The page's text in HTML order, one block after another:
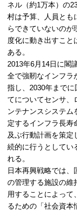
ネル（約1万本）の
村は予算、人員とも
らできていないのが
度化に動き出すこ
ある。
2013年6月14日に閣
全で強靭なインフラ
指し、2030年まで
てについてセンサ、
ンテナンスシステ
定するインフラ長寿
及ぶ行動計画を策定
続的に行うとしてい
れる。
日本再興戦略では、
の管理する施設の維
用することによって
るための「社会資本